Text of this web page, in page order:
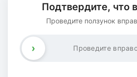
Подтвердите, что
Проведите ползунок
Проведите
›